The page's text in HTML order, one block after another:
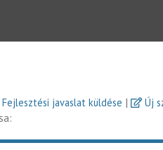
Fejlesztési javaslat küldése | Új